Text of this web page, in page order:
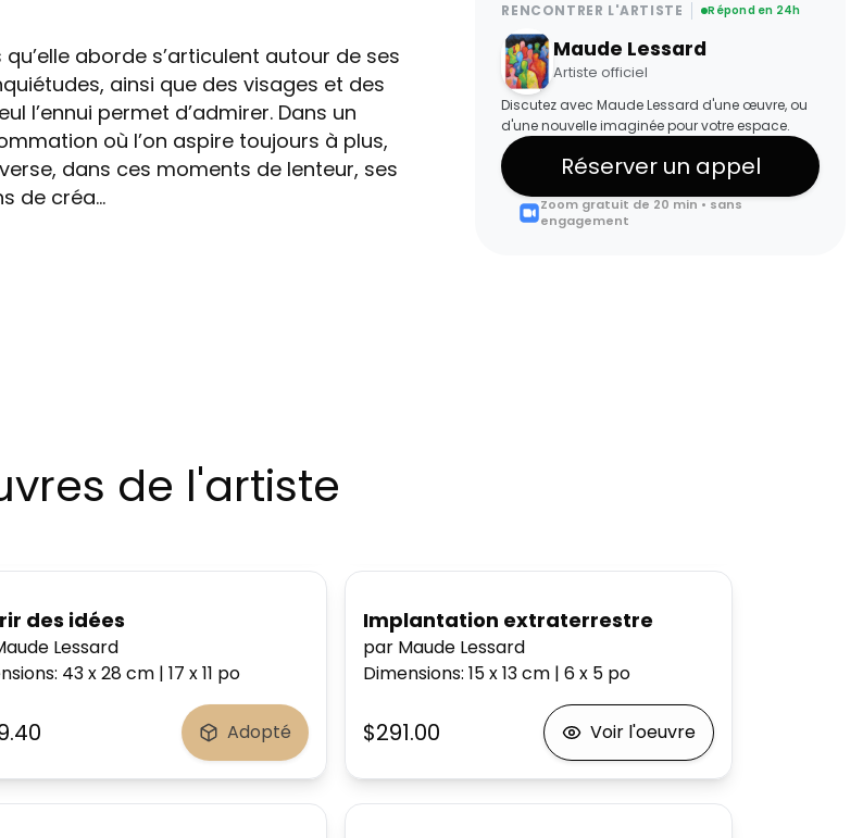
aborde s’articulent autour de ses
ainsi que des visages et des
l’ennui permet d’admirer. Dans un
où l’on aspire toujours à plus,
dans ces moments de lenteur, ses
de créa...
RENCONTRER L'ARTISTE Répond en 24h
Maude Lessard
Artiste officiel
Discutez avec Maude Lessard d'une œuvre, ou
d'une nouvelle imaginée pour votre espace.
Réserver un appel
Zoom gratuit de 20 min • sans
engagement
de l'artiste
des idées
Lessard
: 43 x 28cm |17 x 11 po
Adopté
Implantation extraterrestre
par Maude Lessard
Dimensions: 15 x 13cm| 6 x 5 po
$291.00 Voir l'oeuvre